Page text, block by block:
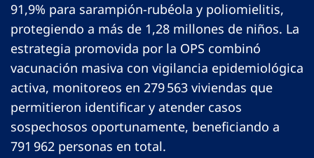
91,9% para sarampión-rubéola y poliomielitis,
protegiendo a más de 1,28 millones de niños. La
estrategia promovida por la OPS combinó
vacunación masiva con vigilancia epidemiológica
activa, monitoreos en 279 563 viviendas que
permitieron identificar y atender casos
sospechosos oportunamente, beneficiando a
791 962 personas en total.